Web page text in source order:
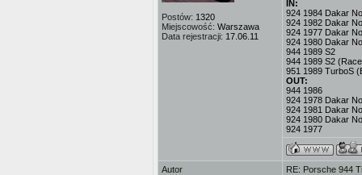
Postów: 1320
Miejscowość: Warszawa
Data rejestracji: 17.06.11
IN:
924 1984 Dakar
924 1982 Dakar
924 1977 Dakar
924 1980 Dakar
944 1989 S2
944 1989 S2
951 1989 TurboS
OUT:
944 1986
924 1978 Dakar
924 1981 Dakar
924 1980 Dakar
924 1977
Autor
RE: Porsche 944